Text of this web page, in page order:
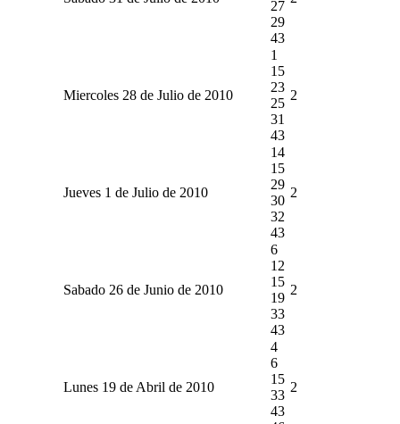
27
29
43
Miercoles 28 de Julio de 2010
1
15
23
25
31
43
2
Jueves 1 de Julio de 2010
14
15
29
30
32
43
2
Sabado 26 de Junio de 2010
6
12
15
19
33
43
2
Lunes 19 de Abril de 2010
4
6
15
33
43
2